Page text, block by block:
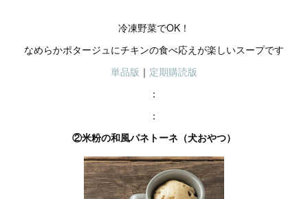
冷凍野菜でOK！
なめらかポタージュにチキンの食べ応えが楽しいスープです
単品版 ｜ 定期購読版
：
：
②米粉の和風パネトーネ（犬おやつ）